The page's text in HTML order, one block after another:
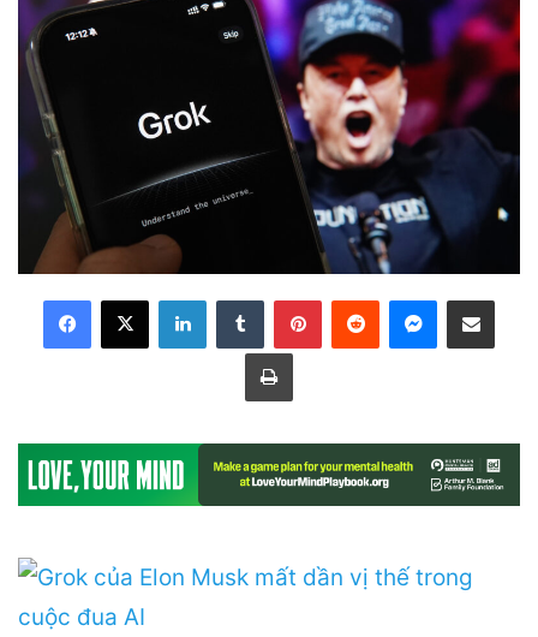
LinkedInTumblr PinterestReddit Messenger
Share via Email
Print